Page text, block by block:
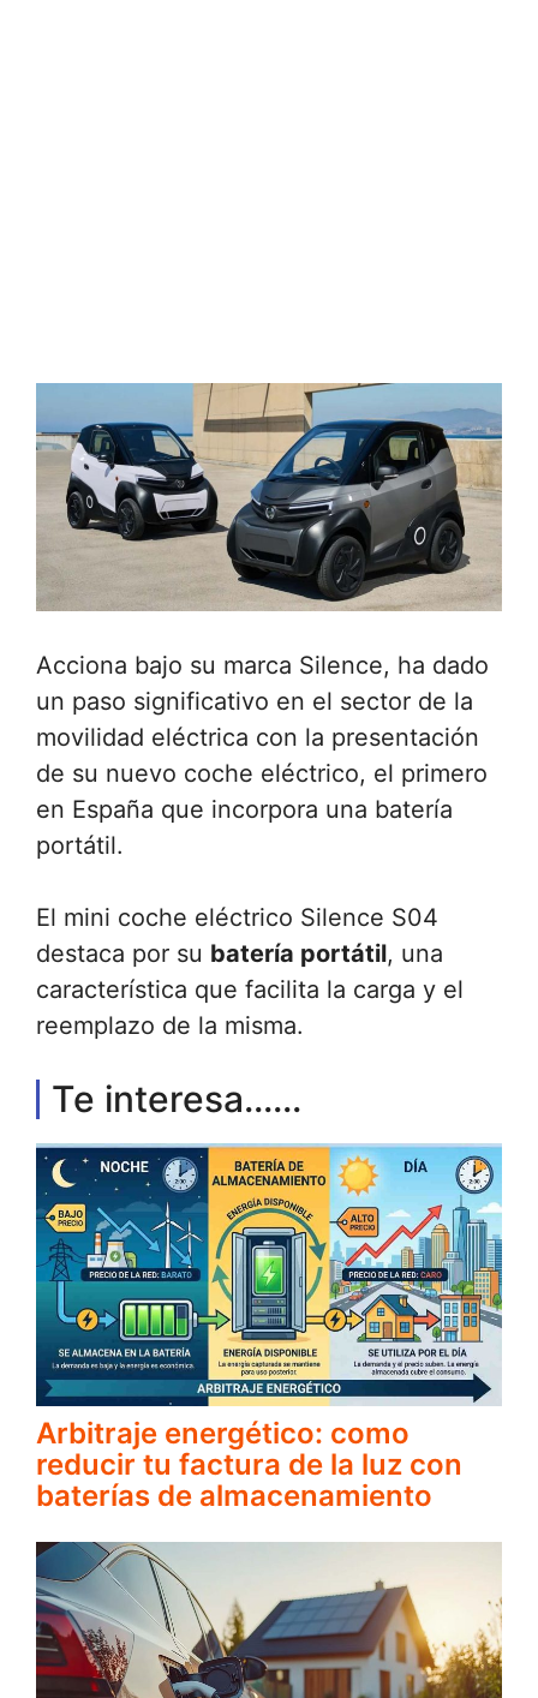
Acciona bajo su marca Silence, ha dado
un paso significativo en el sector de la
movilidad eléctrica con la presentación
de su nuevo coche eléctrico, el primero
en España que incorpora una batería
portátil.
El mini coche eléctrico Silence S04
destaca por su batería portátil, una
característica que facilita la carga y el
reemplazo de la misma.
Te interesa......
Arbitraje energético: como
reducir tu factura de la luz con
baterías de almacenamiento